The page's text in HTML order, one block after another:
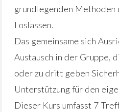
grundlegenden Methoden
Loslassen.
Das gemeinsame sich
Austausch in der Gruppe,
oder zu dritt geben
Unterstützung für den
Dieser Kurs umfasst 7